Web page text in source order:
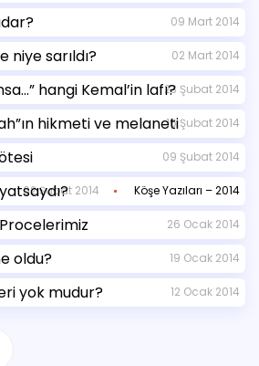
09 Mart 2014
niye sarıldı? 02 Mart 2014
hangi Kemal’in lafı?23 Şubat 2014
hikmeti ve melaneti16 Şubat 2014
09 Şubat 2014
02 Şubat 2014 Köşe Yazıları – 2014
26 Ocak 2014
oldu? 19 Ocak 2014
yok mudur? 12 Ocak 2014